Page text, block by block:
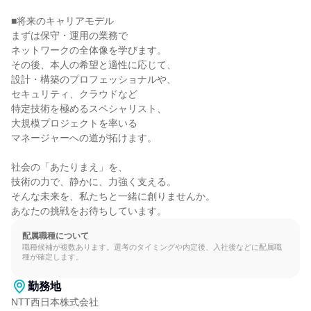
■将来のキャリアモデル
まずは保守・運用の業務で
ネットワークの全体像を学びます。
その後、本人の希望と適性に応じて、
設計・構築のプロフェッショナルや、
セキュリティ、クラウドなど
特定技術を極めるスペシャリスト、
大規模プロジェクトを率いる
マネージャーへの道が拓けます。
社会の「あたりまえ」を、
技術の力で、静かに、力強く支える。
そんな未来を、私たちと一緒に創りませんか。
あなたの挑戦をお待ちしています。
配属職種について
職種候補が複数あります。選考のタイミングや内定後、入社後などに配属職
種が確定します。
勤務地
NTT西日本株式会社